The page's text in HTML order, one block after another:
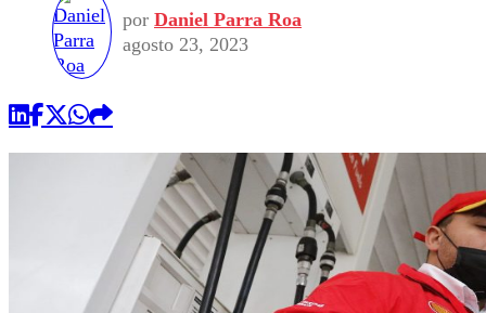
Seleccion Chilena
Torneo Internacional
Economía
Internacional
Opinión
Programas
por Daniel Parra Roa
agosto 23, 2023